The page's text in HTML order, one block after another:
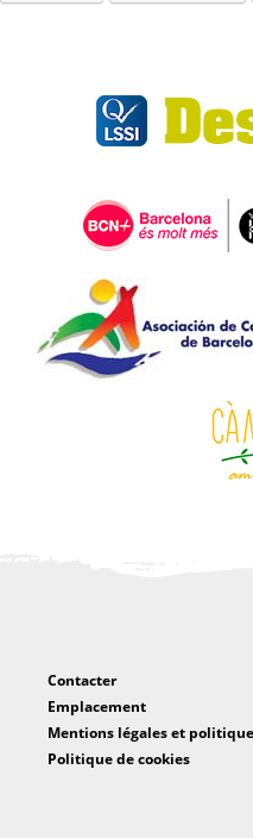
Contacter
Emplacement
Mentions légales et
Politique de cookies